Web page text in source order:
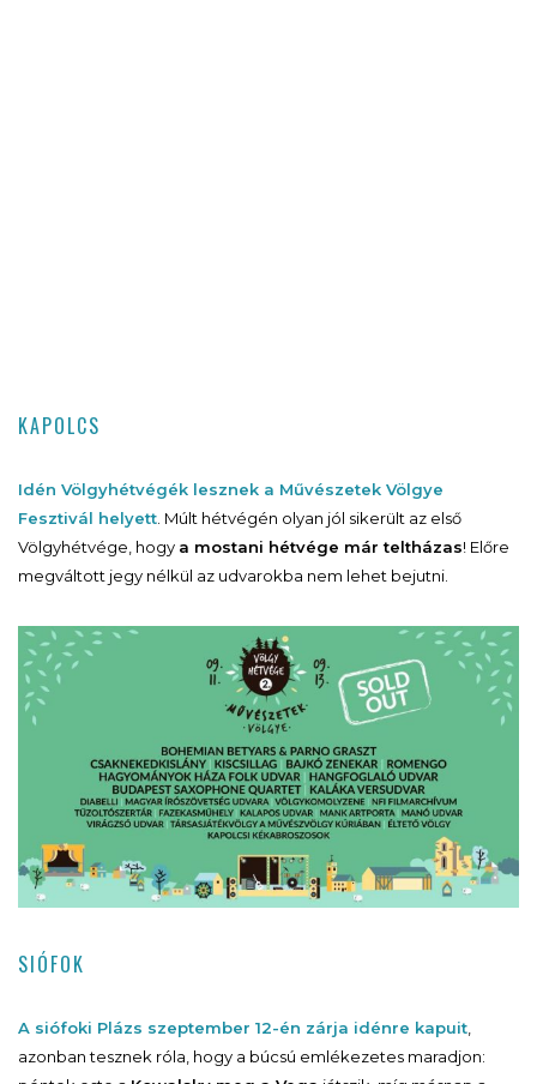
KAPOLCS
Idén Völgyhétvégék lesznek a Művészetek Völgye
Fesztivál helyett . Múlt hétvégén olyan jól sikerült az első
Völgyhétvége, hogy a mostani hétvége már teltházas! Előre
megváltott jegy nélkül az udvarokba nem lehet bejutni.
SIÓFOK
A siófoki Plázs szeptember 12-én zárja idénre kapuit
azonban tesznek róla, hogy a búcsú emlékezetes maradjon: